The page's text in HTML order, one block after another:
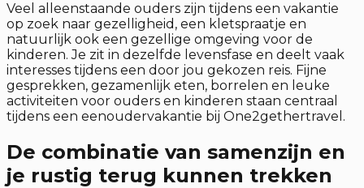
Veel alleenstaande ouders zijn tijdens een vakantie
op zoek naar gezelligheid, een kletspraatje en
natuurlijk ook een gezellige omgeving voor de
kinderen. Je zit in dezelfde levensfase en deelt vaak
interesses tijdens een door jou gekozen reis. Fijne
gesprekken, gezamenlijk eten, borrelen en leuke
activiteiten voor ouders en kinderen staan centraal
tijdens een eenoudervakantie bij One2gethertravel.
De combinatie van samenzijn en
je rustig terug kunnen trekken